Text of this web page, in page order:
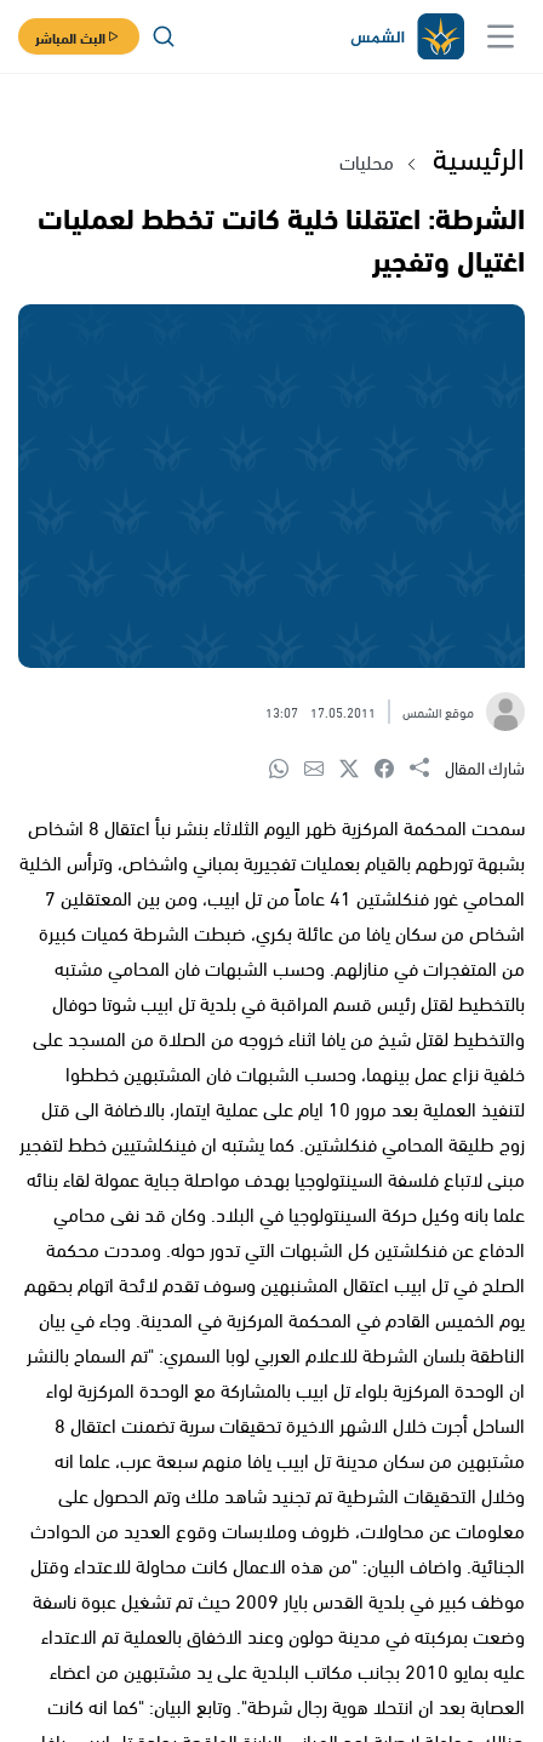
البث المباشر
الرئيسية محليات
الشرطة: اعتقلنا خلية كانت تخطط لعمليات
اغتيال وتفجير
موقع الشمس 17.05.2011
13:07
شارك المقال
سمحت المحكمة المركزية ظهر اليوم الثلاثاء بنشر نبأ اعتقال 8 اشخاص
بشبهة تورطهم بالقيام بعمليات تفجيرية بمباني واشخاص، وترأس الخلية
المحامي غور فنكلشتين 41 عاماً من تل ابيب، ومن بين المعتقلين 7
اشخاص من سكان يافا من عائلة بكري، ضبطت الشرطة كميات كبيرة
من المتفجرات في منازلهم. وحسب الشبهات فان المحامي مشتبه
بالتخطيط لقتل رئيس قسم المراقبة في بلدية تل ابيب شوتا حوفال
والتخطيط لقتل شيخ من يافا اثناء خروجه من الصلاة من المسجد على
خلفية نزاع عمل بينهما، وحسب الشبهات فان المشتبهين خططوا
لتنفيذ العملية بعد مرور 10 ايام على عملية ايتمار، بالاضافة الى قتل
زوج طليقة المحامي فنكلشتين. كما يشتبه ان فينكلشتيين خطط لتفجير
مبنى لاتباع فلسفة السينتولوجيا بهدف مواصلة جباية عمولة لقاء بنائه
علما بانه وكيل حركة السينتولوجيا في البلاد. وكان قد نفى محامي
الدفاع عن فنكلشتين كل الشبهات التي تدور حوله. ومددت محكمة
الصلح في تل ابيب اعتقال المشنبهين وسوف تقدم لائحة اتهام بحقهم
يوم الخميس القادم في المحكمة المركزية في المدينة. وجاء في بيان
الناطقة بلسان الشرطة للاعلام العربي لوبا السمري: "تم السماح بالنشر
ان الوحدة المركزية بلواء تل ابيب بالمشاركة مع الوحدة المركزية لواء
الساحل أجرت خلال الاشهر الاخيرة تحقيقات سرية تضمنت اعتقال 8
مشتبهين من سكان مدينة تل ابيب يافا منهم سبعة عرب، علما انه
وخلال التحقيقات الشرطية تم تجنيد شاهد ملك وتم الحصول على
معلومات عن محاولات، ظروف وملابسات وقوع العديد من الحوادث
الجنائية. واضاف البيان: "من هذه الاعمال كانت محاولة للاعتداء وقتل
موظف كبير في بلدية القدس بايار 2009 حيث تم تشغيل عبوة ناسفة
وضعت بمركبته في مدينة حولون وعند الاخفاق بالعملية تم الاعتداء
عليه بمايو 2010 بجانب مكاتب البلدية على يد مشتبهين من اعضاء
العصابة بعد ان انتحلا هوية رجال شرطة". وتابع البيان: "كما انه كانت